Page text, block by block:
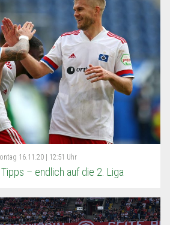
16.11.20 | 12:51 Uhr
– endlich auf die 2. Liga